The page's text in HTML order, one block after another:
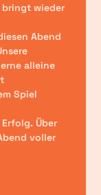
wieder
Abend
alleine
Spiel
Über
voller